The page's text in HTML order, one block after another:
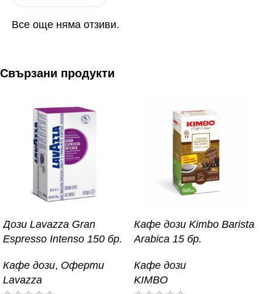
Все още няма отзиви.
Свързани продукти
Дози Lavazza Gran
Espresso Intenso 150 бр.
Кафе дози, Оферти
Lavazza
Кафе дози Kimbo Barista
Arabica 15 бр.
Кафе дози
KIMBO